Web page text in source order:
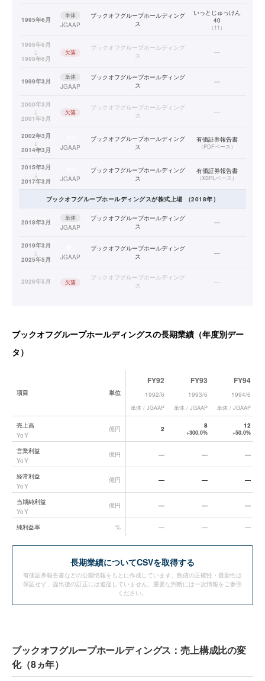
1995年6月
単体
JGAAP
ブックオフグループホールディング
ス
いっとじゅっけん
40
（11 ）
1996年6月
↓
1998年6月
欠落
ブックオフグループホールディング
ス
—
1999年3月
単体
JGAAP
ブックオフグループホールディング
ス
—
2000年3月
↓
2001年3月
欠落
ブックオフグループホールディング
ス
—
2002年3月
↓
2014年3月
JGAAP
ブックオフグループホールディング
ス
有価証券報告書
（PDFベース）
2015年3月
↓
2017年3月
JGAAP
ブックオフグループホールディング
ス
有価証券報告書
（XBRLベース）
ブックオフグループホールディングスが株式上場 （2018年）
2018年3月
単体
JGAAP
ブックオフグループホールディング
ス
—
2019年3月
↓
2025年5月
JGAAP
ブックオフグループホールディング
ス
—
2026年5月 欠落
ブックオフグループホールディング
ス
—
ブックオフグループホールディングスの長期業績（年度別デー
タ）
ブックオフグループホールディングス
項目 単位
FY92
1992/6
単体 / JGAAP
FY93
1993/6
単体 / JGAAP
FY94
1994/6
単体 / JGAAP
売上高
YoY
億円 2 8
+300.0%
12
+50.0%
営業利益
YoY
億円 — — —
経常利益
YoY
億円 — — —
当期純利益
YoY
億円 — — —
純利益率 % — — —
長期業績についてCSVを取得する
有価証券報告書などの公開情報をもとに作成しています。数値の正確性・最新性は
保証せず、提出後の訂正には追従していません。重要な判断には一次情報をご参照
ください。
ブックオフグループホールディングス：売上構成比の変
化（8ヵ年）